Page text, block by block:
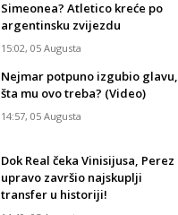
Simeonea? Atletico kreće po
argentinsku zvijezdu
15:02, 05 Augusta
Nejmar potpuno izgubio glavu,
šta mu ovo treba? (Video)
14:57, 05 Augusta
Dok Real čeka Vinisijusa, Perez
upravo završio najskuplji
transfer u historiji!